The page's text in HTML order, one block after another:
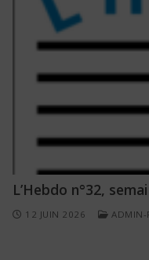
L’Hebdo n°32,
12 JUIN 2026 ADMIN-